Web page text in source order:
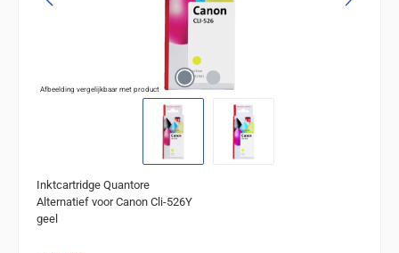
Afbeelding vergelijkbaar met product
Inktcartridge Quantore
Alternatief voor Canon Cli-526Y
geel